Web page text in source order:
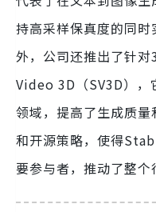
持高采样保真度的同
外，公司还推出了针
Video 3D（SV3D），
领域，提高了生成质
和开源策略，使得
要参与者，推动了整个